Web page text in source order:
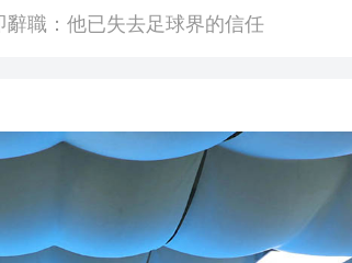
職：他已失去足球界的信任
服務
來首位中國畫家
家港投投資企業排隊IPO